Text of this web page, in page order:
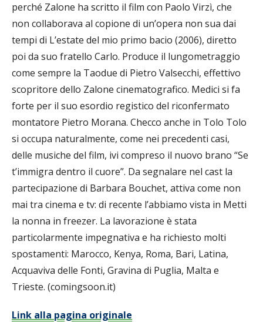
perché Zalone ha scritto il film con Paolo Virzì, che
non collaborava al copione di un’opera non sua dai
tempi di L’estate del mio primo bacio (2006), diretto
poi da suo fratello Carlo. Produce il lungometraggio
come sempre la Taodue di Pietro Valsecchi, effettivo
scopritore dello Zalone cinematografico. Medici si fa
forte per il suo esordio registico del riconfermato
montatore Pietro Morana. Checco anche in Tolo Tolo
si occupa naturalmente, come nei precedenti casi,
delle musiche del film, ivi compreso il nuovo brano “Se
t’immigra dentro il cuore”. Da segnalare nel cast la
partecipazione di Barbara Bouchet, attiva come non
mai tra cinema e tv: di recente l’abbiamo vista in Metti
la nonna in freezer. La lavorazione è stata
particolarmente impegnativa e ha richiesto molti
spostamenti: Marocco, Kenya, Roma, Bari, Latina,
Acquaviva delle Fonti, Gravina di Puglia, Malta e
Trieste. (comingsoon.it)
Link alla pagina originale